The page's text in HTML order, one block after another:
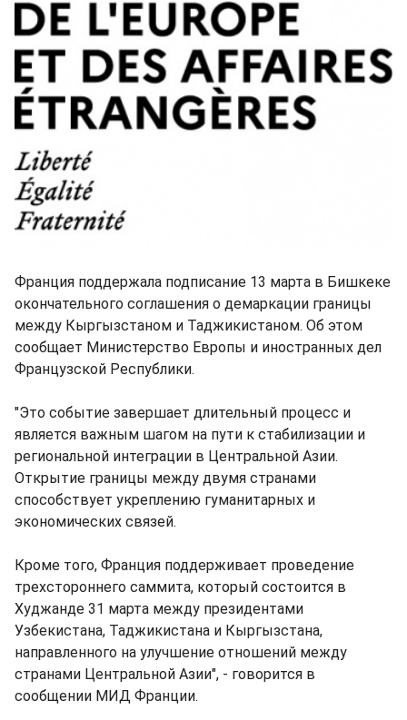
Франция поддержала подписание 13 марта в Бишкеке
окончательного соглашения о демаркации границы
между Кыргызстаном и Таджикистаном. Об этом
сообщает Министерство Европы и иностранных дел
Французской Республики.
"Это событие завершает длительный процесс и
является важным шагом на пути к стабилизации и
региональной интеграции в Центральной Азии.
Открытие границы между двумя странами
способствует укреплению гуманитарных и
экономических связей.
Кроме того, Франция поддерживает проведение
трехстороннего саммита, который состоится в
Худжанде 31 марта между президентами
Узбекистана, Таджикистана и Кыргызстана,
направленного на улучшение отношений между
странами Центральной Азии", - говорится в
сообщении МИД Франции.